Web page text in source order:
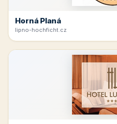
Horná Planá
lipno-hochficht.cz